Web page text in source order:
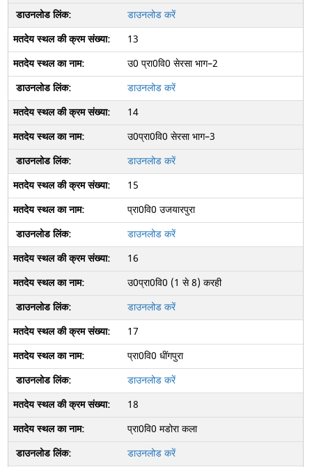
डाउनलोड करें
13
उ0 प्रा0वि0 सेरसा भाग–2
डाउनलोड करें
14
उ0प्रा0वि0 सेरसा भाग–3
डाउनलोड करें
15
प्रा0वि0 उजयारपुरा
डाउनलोड करें
16
उ0प्रा0वि0 (1 से 8) करही
डाउनलोड करें
17
प्रा0वि0 धींगपुरा
डाउनलोड करें
18
प्रा0वि0 मडोरा कला
डाउनलोड करें